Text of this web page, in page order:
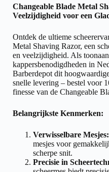
Changeable Blade Metal
Veelzijdigheid voor een
Ontdek de ultieme
Metal Shaving Razor, een
en veelzijdigheid. Als
kappersbenodigdheden in
Barberdepot dit
snelle levering – bestel voor
finesse van de Changeable
Belangrijkste Kenmerken:
Verwisselbare Mesjes:
mesjes voor
scherpe snit.
Precisie in